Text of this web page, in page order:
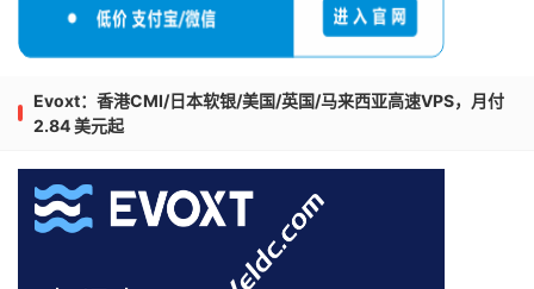
Evoxt：香港CMI/日本软银/美国/英国/马来西亚高速VPS，月付
2.84 美元起